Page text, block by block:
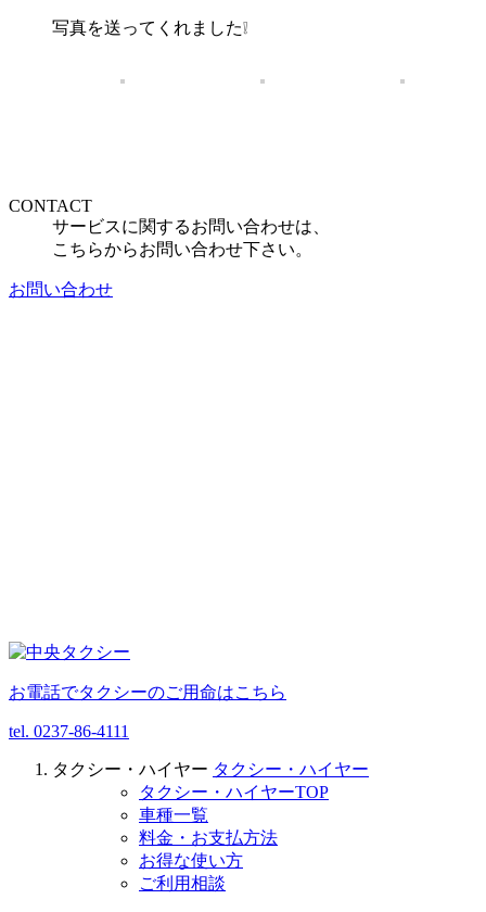
写真を送ってくれました❕
CONTACT
サービスに関するお問い合わせは、
こちらからお問い合わせ下さい。
お問い合わせ
お電話でタクシーのご用命はこちら
tel. 0237-86-4111
タクシー・ハイヤー タクシー・ハイヤー
タクシー・ハイヤーTOP
車種一覧
料金・お支払方法
お得な使い方
ご利用相談